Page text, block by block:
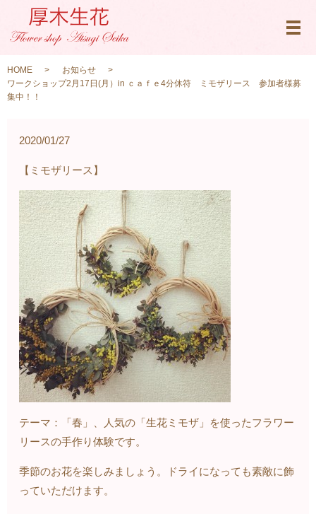
メ
HOME
お知らせ
ワークショップ2月17日(月）in ｃａｆｅ4分休符 ミモザリース 参加者様募
集中！！
2020/01/27
【ミモザリース】
テーマ：「春」、人気の「生花ミモザ」を使ったフラワー
リースの手作り体験です。
季節のお花を楽しみましょう。ドライになっても素敵に飾
っていただけます。